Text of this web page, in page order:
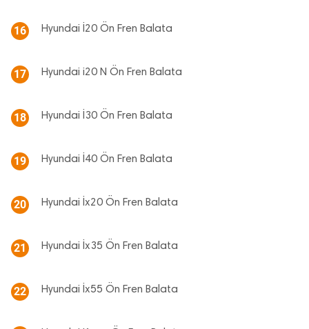
16 Hyundai İ20 Ön Fren Balata
17 Hyundai i20 N Ön Fren Balata
18 Hyundai İ30 Ön Fren Balata
19 Hyundai İ40 Ön Fren Balata
20 Hyundai İx20 Ön Fren Balata
21 Hyundai İx35 Ön Fren Balata
22 Hyundai İx55 Ön Fren Balata